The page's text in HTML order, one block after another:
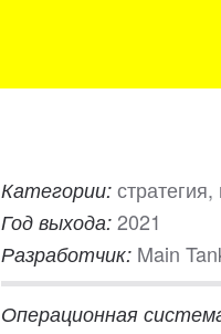
Категории:
Год выхода: 2021
Разработчик: Main
Операционная